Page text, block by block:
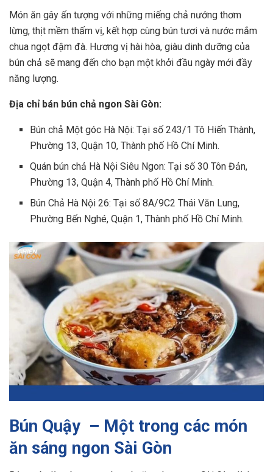
Món ăn gây ấn tượng với những miếng chả nướng thơm
lừng, thịt mềm thấm vị, kết hợp cùng bún tươi và nước mắm
chua ngọt đậm đà. Hương vị hài hòa, giàu dinh dưỡng của
bún chả sẽ mang đến cho bạn một khởi đầu ngày mới đầy
năng lượng.
Địa chỉ bán bún chả ngon Sài Gòn:
Bún chả Một góc Hà Nội: Tại số 243/1 Tô Hiến Thành,
Phường 13, Quận 10, Thành phố Hồ Chí Minh.
Quán bún chả Hà Nội Siêu Ngon: Tại số 30 Tôn Đản,
Phường 13, Quận 4, Thành phố Hồ Chí Minh.
Bún Chả Hà Nội 26: Tại số 8A/9C2 Thái Văn Lung,
Phường Bến Nghé, Quận 1, Thành phố Hồ Chí Minh.
Bún Quậy – Một trong các món
ăn sáng ngon Sài Gòn